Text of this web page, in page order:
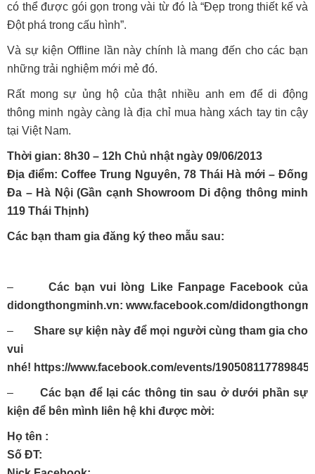
có thể được gói gọn trong vài từ đó là “Đẹp trong thiết kế và
Đột phá trong cấu hình”.
Và sự kiện Offline lần này chính là mang đến cho các bạn
những trải nghiệm mới mẻ đó.
Rất mong sự ủng hộ của thật nhiều anh em để di động
thông minh ngày càng là địa chỉ mua hàng xách tay tin cậy
tại Việt Nam.
Thời gian: 8h30 – 12h Chủ nhật ngày 09/06/2013
Địa điểm: Coffee Trung Nguyên, 78 Thái Hà mới – Đống
Đa – Hà Nội (Gần cạnh Showroom Di động thông minh
119 Thái Thịnh)
Các bạn tham gia đăng ký theo mẫu sau:
– Các bạn vui lòng Like Fanpage Facebook của
didongthongminh.vn: www.facebook.com/
– Share sự kiện này để mọi người cùng tham gia cho
vui
nhé! https://www.facebook.com/events/190508117789845/
– Các bạn để lại các thông tin sau ở dưới phần sự
kiện để bên mình liên hệ khi được mời:
Họ tên :
Số ĐT: